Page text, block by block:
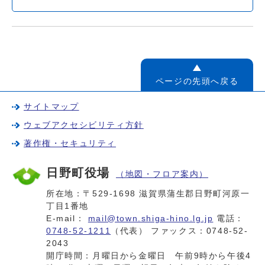
ページの先頭へ戻る
サイトマップ
ウェブアクセシビリティ方針
著作権・セキュリティ
日野町役場 （地図・フロア案内）
所在地：〒529-1698 滋賀県蒲生郡日野町河原一
丁目1番地
E-mail： mail@town.shiga-hino.lg.jp 電話：
0748-52-1211
（代表） ファックス：0748-52-
2043
開庁時間：月曜日から金曜日 午前9時から午後4